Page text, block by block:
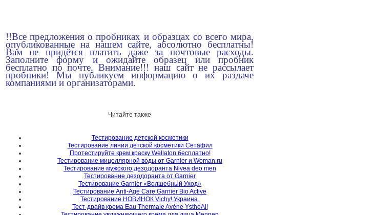
!!Все предложения о пробниках и образцах со всего мира,
опубликованные на нашем сайте, абсолютно бесплатны!
Вам не придётся платить даже за почтовые расходы.
Заполните форму и ожидайте образец или пробник
бесплатно по почте. Внимание!!! наш сайт не рассылает
пробники! Мы публикуем информацию о их раздаче
компаниями и организаторами.
Читайте также
Тестирование детской косметики
Тестирование линии детской косметики Сетафил
Протестируйте крем краску Wellaton бесплатно!
Тестирование мицеллярной воды от Garnier и Woman.ru
Тестирование мужского дезодоранта Nivea deo men
Тестирование дезодоранта от Garnier
Тестирование Garnier «Волшебный Уход»
Тестирование Anti-Age Care Garnier Bio Active
Тестирование НОВИНОК Vichy! Украина.
Тест-драйв крема Eau Thermale Avène YsthéАl!